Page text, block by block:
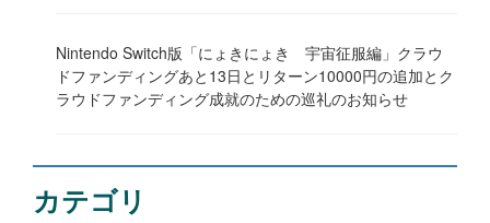
Nintendo Switch版「にょきにょき 宇宙征服編」クラウ
ドファンディングあと13日とリターン10000円の追加とク
ラウドファンディング成就のための巡礼のお知らせ
カテゴリ